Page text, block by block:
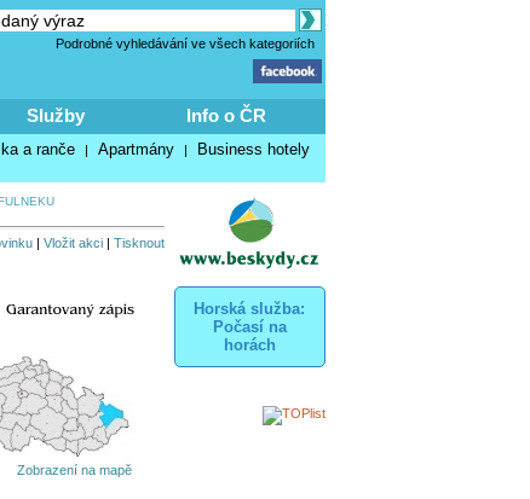
Podrobné vyhledávání ve všech kategoriích
Služby Info o ČR
a ranče | Apartmány | Business hotely
| Vložit akci| Tisknout
Zobrazení na mapě
Horská služba:
Počasí na
horách